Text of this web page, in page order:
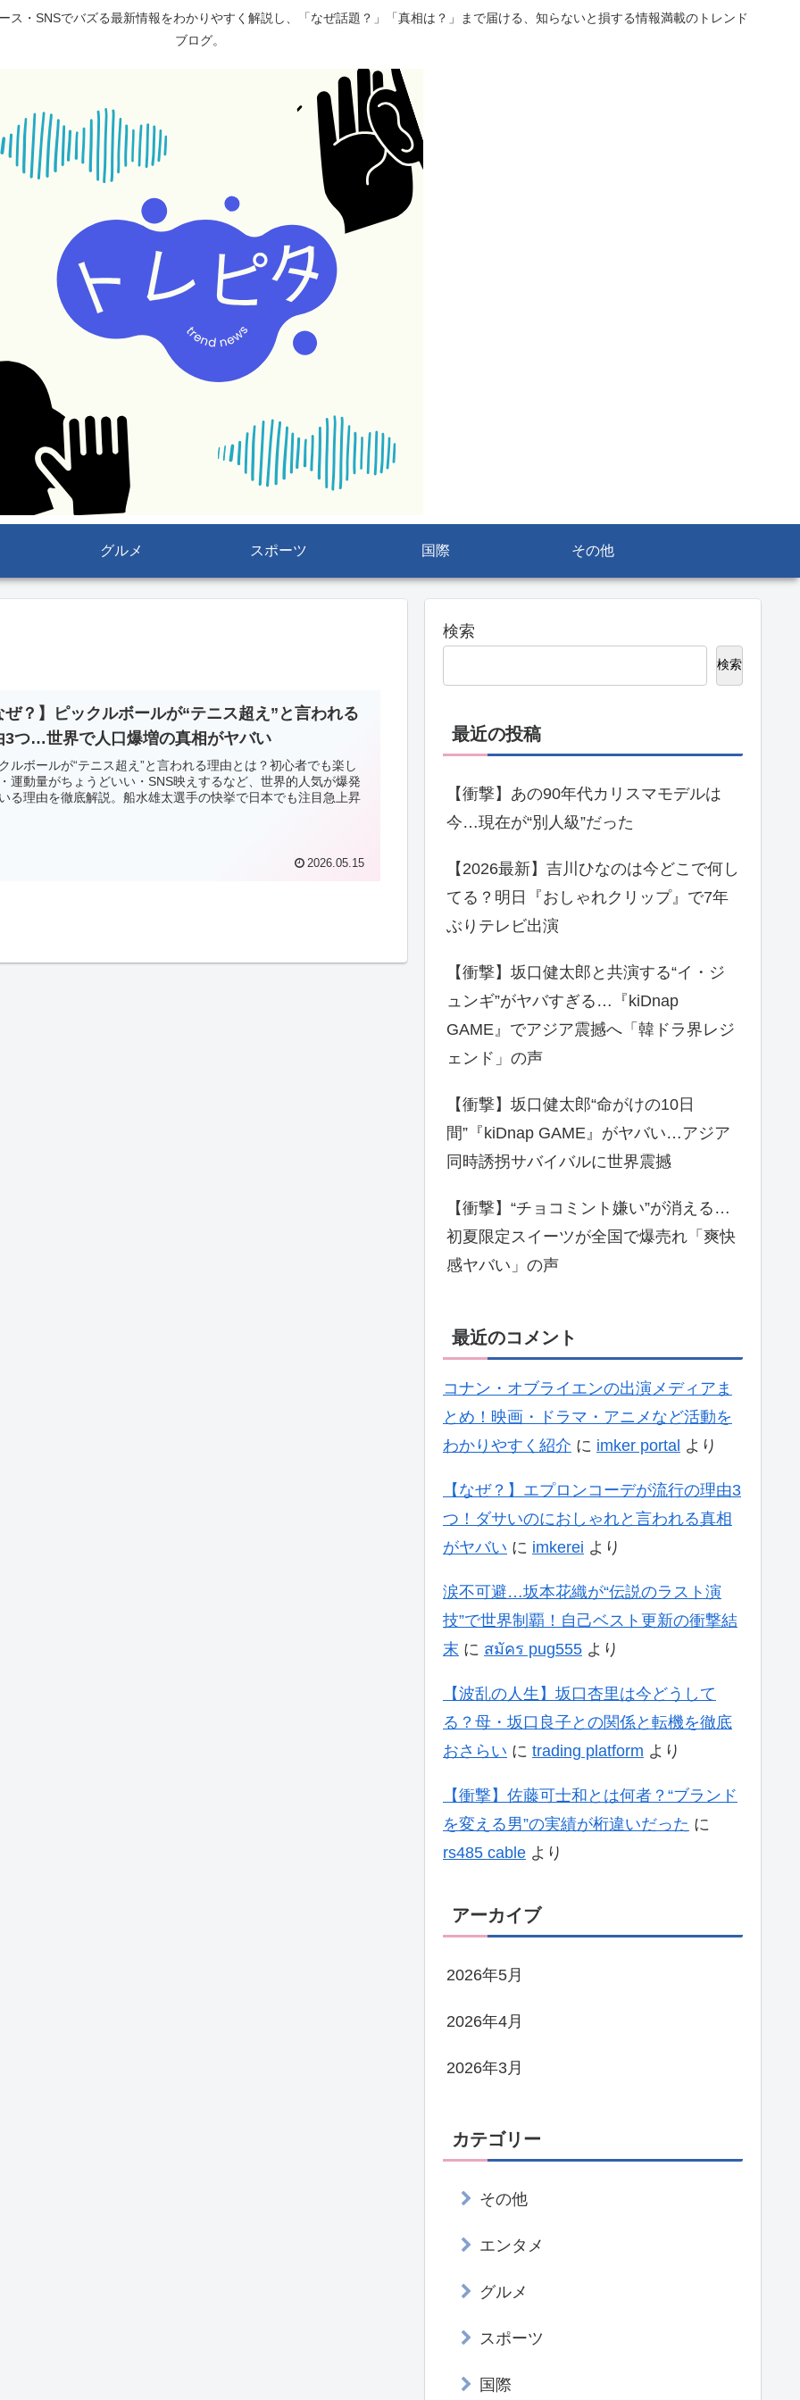
ス・SNSでバズる最新情報をわかりやすく解説し、「なぜ話題？」「真相は？」まで届ける、知らないと損する情報満載のトレンド
ブログ。
グルメ スポーツ 国際 その他
ぜ？】ピックルボールが“テニス超え”と言われる
3つ…世界で人口爆増の真相がヤバい
ルボールが“テニス超え”と言われる理由とは？初心者でも楽し
運動量がちょうどいい・SNS映えするなど、世界的人気が爆発
る理由を徹底解説。船水雄太選手の快挙で日本でも注目急上昇
2026.05.15
検索
検索
最近の投稿
【衝撃】あの90年代カリスマモデルは
今…現在が“別人級”だった
【2026最新】吉川ひなのは今どこで何し
てる？明日『おしゃれクリップ』で7年
ぶりテレビ出演
【衝撃】坂口健太郎と共演する“イ・ジ
ュンギ”がヤバすぎる…『kiDnap
GAME』でアジア震撼へ「韓ドラ界レジ
ェンド」の声
【衝撃】坂口健太郎“命がけの10日
間”『kiDnap GAME』がヤバい…アジア
同時誘拐サバイバルに世界震撼
【衝撃】“チョコミント嫌い”が消える…
初夏限定スイーツが全国で爆売れ「爽快
感ヤバい」の声
最近のコメント
コナン・オブライエンの出演メディアま
とめ！映画・ドラマ・アニメなど活動を
わかりやすく紹介 に imker portal より
【なぜ？】エプロンコーデが流行の理由3
つ！ダサいのにおしゃれと言われる真相
がヤバい に imkerei より
涙不可避…坂本花織が“伝説のラスト演
技”で世界制覇！自己ベスト更新の衝撃結
末 に สมัคร pug555 より
【波乱の人生】坂口杏里は今どうして
る？母・坂口良子との関係と転機を徹底
おさらい に trading platform より
【衝撃】佐藤可士和とは何者？“ブランド
を変える男”の実績が桁違いだった に
rs485 cable より
アーカイブ
2026年5月
2026年4月
2026年3月
カテゴリー
その他
エンタメ
グルメ
スポーツ
国際